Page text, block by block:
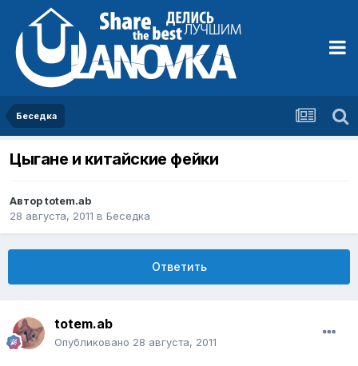
Беседка
Цыгане и китайские фейки
Авторtotem.ab
28 августа, 2011 в Беседка
Ответить
totem.ab
Опубликовано 28 августа, 2011